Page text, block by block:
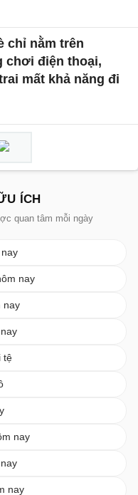
chỉ nằm trên
chơi điện thoại,
mất khả năng đi
ÍCH
quan tâm mỗi ngày
nay
nay
tệ
nay
nay